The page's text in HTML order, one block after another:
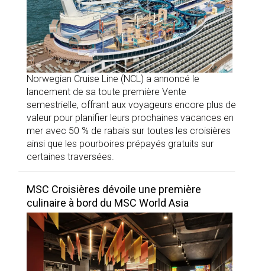
Norwegian Cruise Line (NCL) a annoncé le
lancement de sa toute première Vente
semestrielle, offrant aux voyageurs encore plus de
valeur pour planifier leurs prochaines vacances en
mer avec 50 % de rabais sur toutes les croisières
ainsi que les pourboires prépayés gratuits sur
certaines traversées.
MSC Croisières dévoile une première
culinaire à bord du MSC World Asia